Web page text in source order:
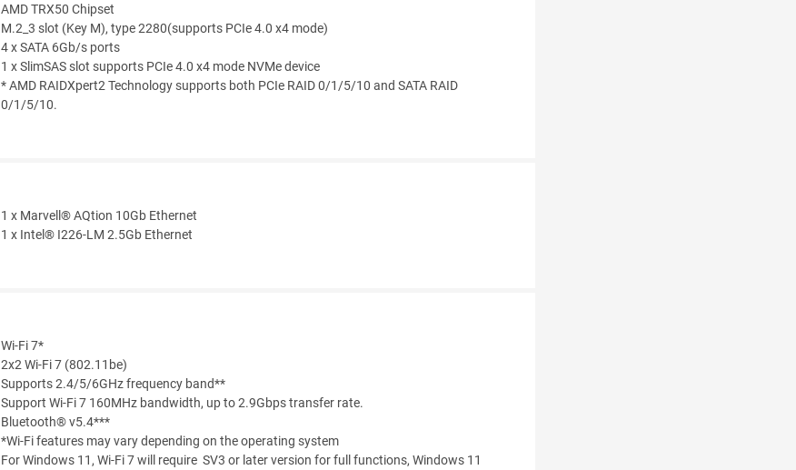
AMD TRX50 Chipset
M.2_3 slot (Key M), type 2280(supports PCIe 4.0 x4 mode)
4 x SATA 6Gb/s ports
1 x SlimSAS slot supports PCIe 4.0 x4 mode NVMe device
* AMD RAIDXpert2 Technology supports both PCIe RAID 0/1/5/10 and SATA RAID
0/1/5/10.
1 x Marvell® AQtion 10Gb Ethernet
1 x Intel® I226-LM 2.5Gb Ethernet
Wi-Fi 7*
2x2 Wi-Fi 7 (802.11be)
Supports 2.4/5/6GHz frequency band**
Support Wi-Fi 7 160MHz bandwidth, up to 2.9Gbps transfer rate.
Bluetooth® v5.4***
*Wi-Fi features may vary depending on the operating system
For Windows 11, Wi-Fi 7 will require SV3 or later version for full functions, Windows 11